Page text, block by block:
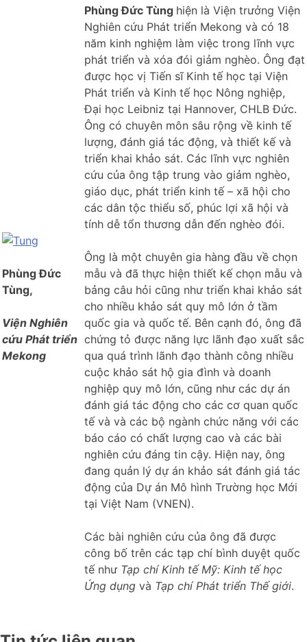
Phùng Đức
Tùng,
Viện Nghiên
cứu Phát triển
Mekong
Phùng Đức Tùng hiện là Viện trưởng Viện
Nghiên cứu Phát triển Mekong và có 18
năm kinh nghiệm làm việc trong lĩnh vực
phát triển và xóa đói giảm nghèo. Ông đạt
được học vị Tiến sĩ Kinh tế học tại Viện
Phát triển và Kinh tế học Nông nghiệp,
Đại học Leibniz tại Hannover, CHLB Đức.
Ông có chuyên môn sâu rộng về kinh tế
lượng, đánh giá tác động, và thiết kế và
triển khai khảo sát. Các lĩnh vực nghiên
cứu của ông tập trung vào giảm nghèo,
giáo dục, phát triển kinh tế – xã hội cho
các dân tộc thiểu số, phúc lợi xã hội và
tính dễ tổn thương dẫn đến nghèo đói.
Ông là một chuyên gia hàng đầu về chọn
mẫu và đã thực hiện thiết kế chọn mẫu và
bảng câu hỏi cũng như triển khai khảo sát
cho nhiều khảo sát quy mô lớn ở tầm
quốc gia và quốc tế. Bên cạnh đó, ông đã
chứng tỏ được năng lực lãnh đạo xuất sắc
qua quá trình lãnh đạo thành công nhiều
cuộc khảo sát hộ gia đình và doanh
nghiệp quy mô lớn, cũng như các dự án
đánh giá tác động cho các cơ quan quốc
tế và và các bộ ngành chức năng với các
báo cáo có chất lượng cao và các bài
nghiên cứu đáng tin cậy. Hiện nay, ông
đang quản lý dự án khảo sát đánh giá tác
động của Dự án Mô hình Trường học Mới
tại Việt Nam (VNEN).
Các bài nghiên cứu của ông đã được
công bố trên các tạp chí bình duyệt quốc
tế như Tạp chí Kinh tế Mỹ: Kinh tế học
Ứng dụng và Tạp chí Phát triển Thế giới.